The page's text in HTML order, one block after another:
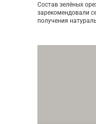
Состав зелёных
зарекомендовали
получения